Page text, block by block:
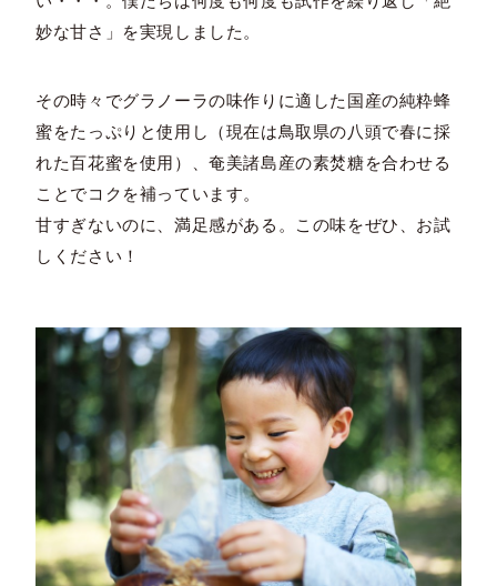
妙な甘さ」を実現しました。
その時々でグラノーラの味作りに適した国産の純粋蜂
蜜をたっぷりと使用し（現在は鳥取県の八頭で春に採
れた百花蜜を使用）、奄美諸島産の素焚糖を合わせる
ことでコクを補っています。
甘すぎないのに、満足感がある。この味をぜひ、お試
しください！